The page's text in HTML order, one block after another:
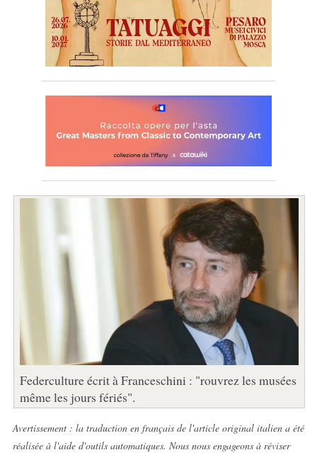
Federculture écrit à Franceschini : "rouvrez les musées
même les jours fériés".
Avertissement : la traduction en français de l'article original italien a été
réalisée à l'aide d'outils automatiques. Nous nous engageons à réviser